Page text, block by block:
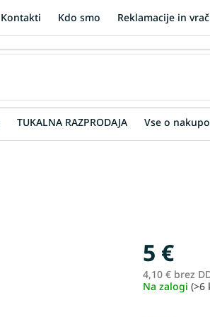
Kontakti Kdo smo Reklamacije in
TUKALNA RAZPRODAJA Vse o
5 €
4,10 € brez
Na zalogi (>6